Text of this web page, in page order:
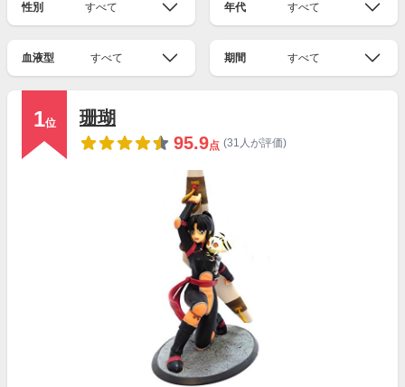
性別 すべて 年代 すべて
血液型 すべて 期間 すべて
1位
珊瑚
95.9点 (31人が評価)